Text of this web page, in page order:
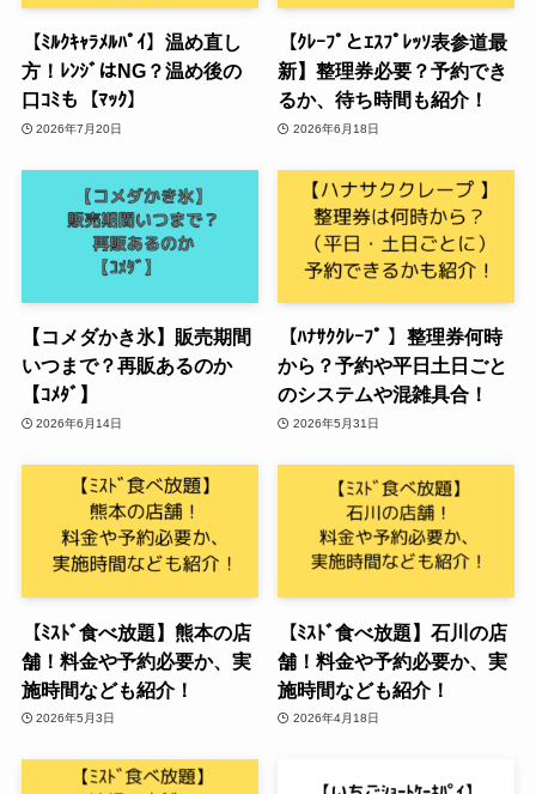
【ﾐﾙｸｷｬﾗﾒﾙﾊﾟｲ】温め直し
方！ﾚﾝｼﾞはNG？温め後の
口ｺﾐも【ﾏｯｸ】
2026年7月20日
【ｸﾚｰﾌﾟとｴｽﾌﾟﾚｯｿ表参道最
新】整理券必要？予約でき
るか、待ち時間も紹介！
2026年6月18日
【コメダかき氷】販売期間
いつまで？再販あるのか
【ｺﾒﾀﾞ】
2026年6月14日
【ﾊﾅｻｸｸﾚｰﾌﾟ 】整理券何時
から？予約や平日土日ごと
のシステムや混雑具合！
2026年5月31日
【ﾐｽﾄﾞ食べ放題】熊本の店
舗！料金や予約必要か、実
施時間なども紹介！
2026年5月3日
【ﾐｽﾄﾞ食べ放題】石川の店
舗！料金や予約必要か、実
施時間なども紹介！
2026年4月18日